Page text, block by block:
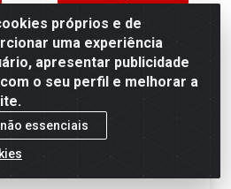
notificações com
×
próprios e de
uma experiência
apresentar publicidade
o seu perfil e melhorar a
essenciais